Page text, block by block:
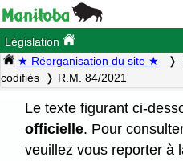
Législation
★ Réorganisation du site ★
codifiés
R.M. 84/2021
Le texte figurant ci-
officielle. Pour
veuillez vous reporter à